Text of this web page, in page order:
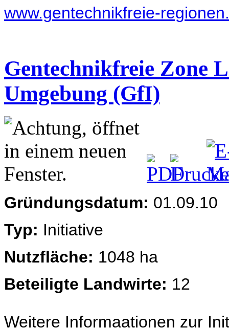
www.gentechnikfreie-
Gentechnikfreie Zone
Umgebung (GfI)
Gründungsdatum: 01.09.10
Typ: Initiative
Nutzfläche: 1048 ha
Beteiligte Landwirte: 12
Weitere Informaationen zur